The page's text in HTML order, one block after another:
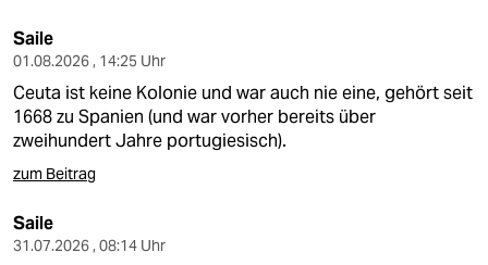
fragen & hilfe
unterstützen
abo
Saile
01.08.2026 , 14:25 Uhr
Ceuta ist keine Kolonie und war auch nie eine, gehört seit
1668 zu Spanien (und war vorher bereits über
zweihundert Jahre portugiesisch).
zum Beitrag
Saile
31.07.2026 , 08:14 Uhr